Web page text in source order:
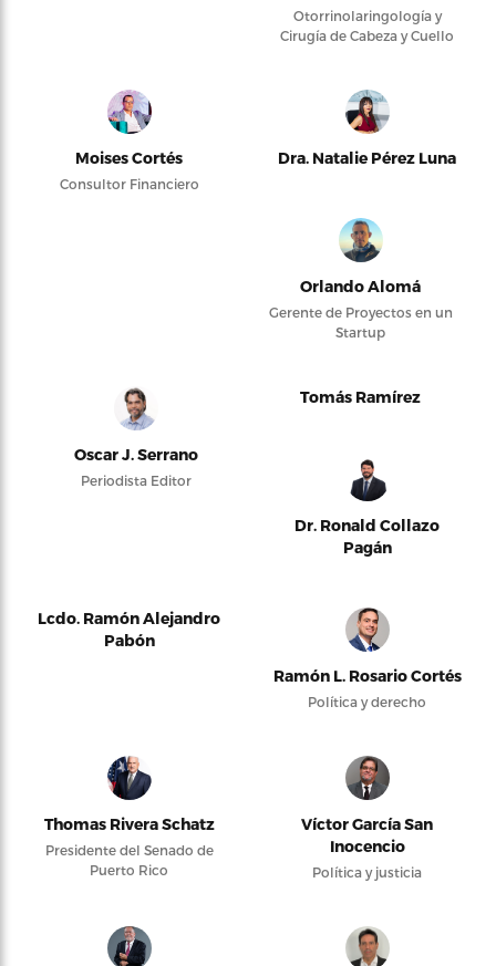
Otorrinolaringología y
Cirugía de Cabeza y Cuello
Moises Cortés
Consultor Financiero
Dra. Natalie Pérez Luna
Orlando Alomá
Gerente de Proyectos en un
Startup
Oscar J. Serrano
Periodista Editor
Tomás Ramírez
Dr. Ronald Collazo
Pagán
Lcdo. Ramón Alejandro
Pabón
Ramón L. Rosario Cortés
Política y derecho
Thomas Rivera Schatz
Presidente del Senado de
Puerto Rico
Víctor García San
Inocencio
Política y justicia